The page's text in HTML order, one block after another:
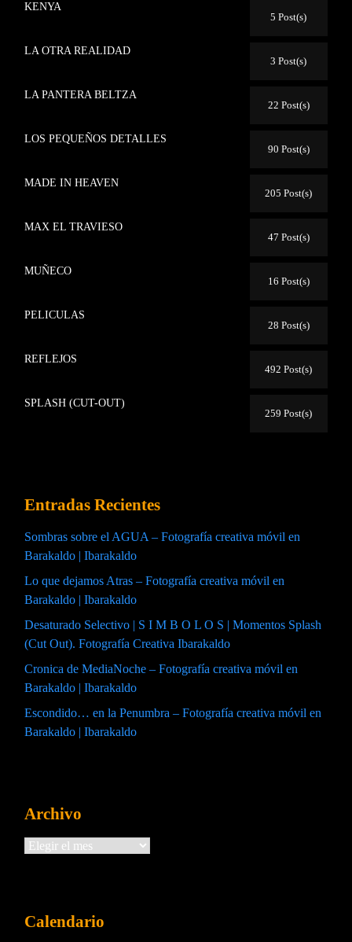
KENYA
5 Post(s)
LA OTRA REALIDAD
3 Post(s)
LA PANTERA BELTZA
22 Post(s)
LOS PEQUEÑOS DETALLES
90 Post(s)
MADE IN HEAVEN
205 Post(s)
MAX EL TRAVIESO
47 Post(s)
MUÑECO
16 Post(s)
PELICULAS
28 Post(s)
REFLEJOS
492 Post(s)
SPLASH (CUT-OUT)
259 Post(s)
Entradas Recientes
Sombras sobre el AGUA – Fotografía creativa móvil en
Barakaldo | Ibarakaldo
Lo que dejamos Atras – Fotografía creativa móvil en
Barakaldo | Ibarakaldo
Desaturado Selectivo | S I M B O L O S | Momentos Splash
(Cut Out). Fotografía Creativa Ibarakaldo
Cronica de MediaNoche – Fotografía creativa móvil en
Barakaldo | Ibarakaldo
Escondido… en la Penumbra – Fotografía creativa móvil en
Barakaldo | Ibarakaldo
Archivo
Archivos
Calendario